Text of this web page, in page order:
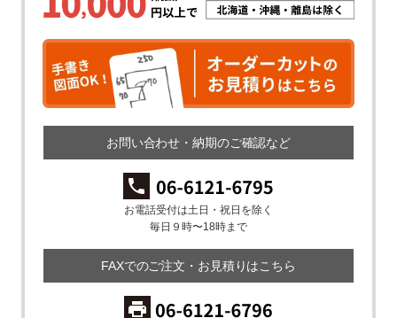
お問い合わせ・納期のご確認など
お電話受付は土日・祝日を除く
毎日９時〜18時まで
FAXでのご注文・お見積りはこちら